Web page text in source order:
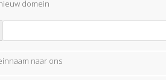
domein
naar ons